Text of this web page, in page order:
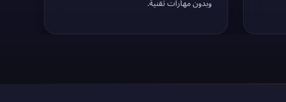
وبدون مهارات تقنية.